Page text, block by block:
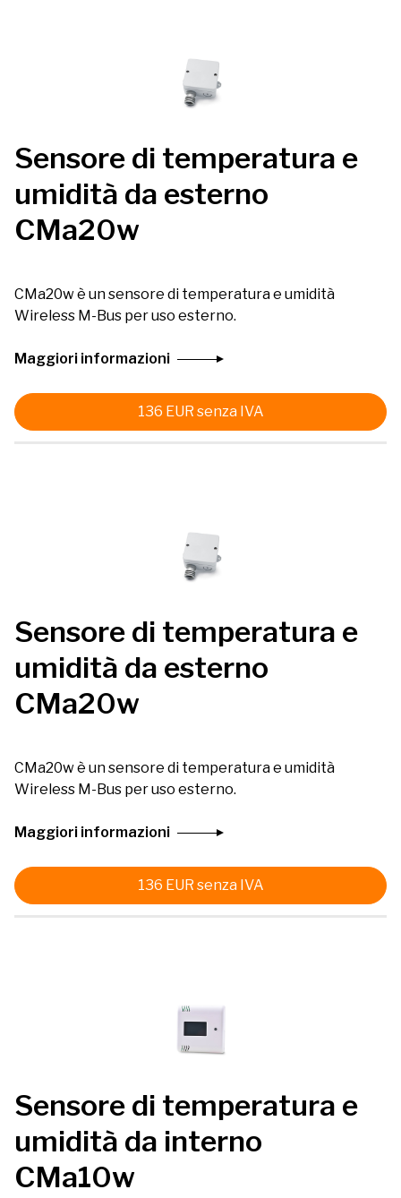
Sensore di temperatura e
umidità da esterno
CMa20w
CMa20w è un sensore di temperatura e umidità
Wireless M-Bus per uso esterno.
Maggiori informazioni
136 EUR senza IVA
Sensore di temperatura e
umidità da esterno
CMa20w
CMa20w è un sensore di temperatura e umidità
Wireless M-Bus per uso esterno.
Maggiori informazioni
136 EUR senza IVA
Sensore di temperatura e
umidità da interno
CMa10w